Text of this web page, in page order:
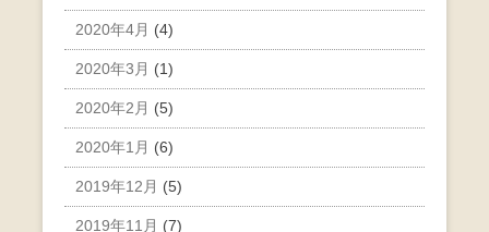
2020年4月 (4)
2020年3月 (1)
2020年2月 (5)
2020年1月 (6)
2019年12月 (5)
2019年11月 (7)